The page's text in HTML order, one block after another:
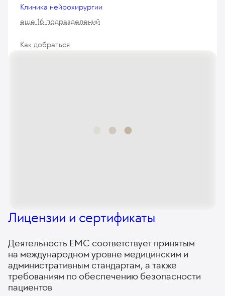
Клиника нейрохирургии
еще 16 подразделений
Как добраться
Лицензии и сертификаты
Деятельность ЕМС соответствует принятым
на международном уровне медицинским и
административным стандартам, а также
требованиям по обеспечению безопасности
пациентов